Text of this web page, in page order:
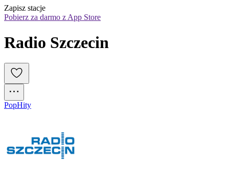
Zapisz stacje
Pobierz za darmo z App Store
Radio Szczecin
PopHity